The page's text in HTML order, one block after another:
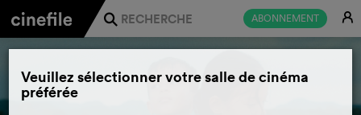
ABONNEMENT E
j
Veuillez sélectionner votre salle de cinéma
préférée